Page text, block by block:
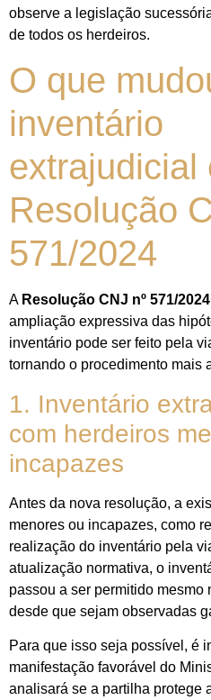
observe a legislação
de todos os herdeiros.
O que
inventário
extrajudicial
Resolução
571/2024
A Resolução CNJ nº 571/2024
ampliação expressiva das
inventário pode ser feito pela
tornando o procedimento mais
1. Inventário
com herdeiros
incapazes
Antes da nova resolução, a
menores ou incapazes, como
realização do inventário pela
atualização normativa, o
passou a ser permitido mesmo
desde que sejam observadas
Para que isso seja possível, é
manifestação favorável do
analisará se a partilha protege